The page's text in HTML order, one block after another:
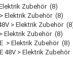
Zubehör (8)
Elektrik Zubehör (8)
> Elektrik Zubehör
Elektrik Zubehör (8)
> Elektrik Zubehör (8)
48V > Elektrik Zubehör